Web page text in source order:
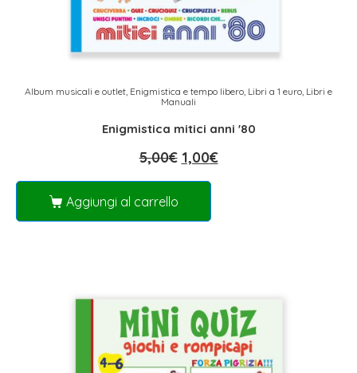
Album musicali e outlet, Enigmistica e tempo libero, Libri a 1 euro, Libri e
Manuali
Enigmistica mitici anni '80
5,00€ 1,00€
Aggiungi al carrello